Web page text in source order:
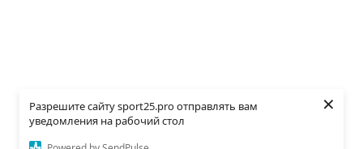
Разрешите сайту sport25.pro отправлять вам
уведомления на рабочий стол
×